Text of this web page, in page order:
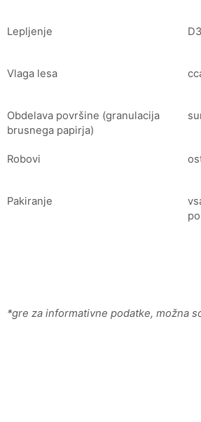
Lepljenje
Vlaga lesa
Obdelava površine (granulacija
brusnega papirja)
Robovi
Pakiranje
*gre za informativne podatke, možna